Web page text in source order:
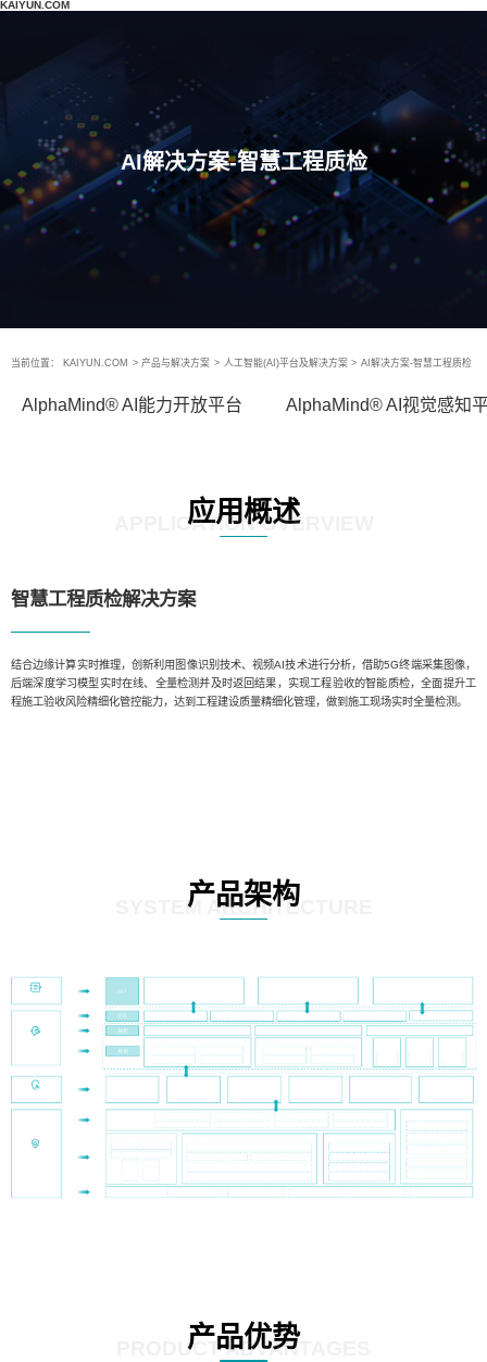
KAIYUN.COM
AI解决方案-智慧工程质检
当前位置： KAIYUN.COM > 产品与解决方案 > 人工智能(AI)平台及解决方案 > AI解决方案-智慧工程质检
AlphaMind® AI能力开放平台 AlphaMind® AI视觉感知
应用概述
APPLICATION OVERVIEW
智慧工程质检解决方案
结合边缘计算实时推理，创新利用图像识别技术、视频AI技术进行分析，借助5G终端采集图像，
后端深度学习模型实时在线、全量检测并及时返回结果，实现工程验收的智能质检，全面提升工
程施工验收风险精细化管控能力，达到工程建设质量精细化管理，做到施工现场实时全量检测。
产品架构
SYSTEM ARCHITECTURE
产品优势
PRODUCT ADVANTAGES